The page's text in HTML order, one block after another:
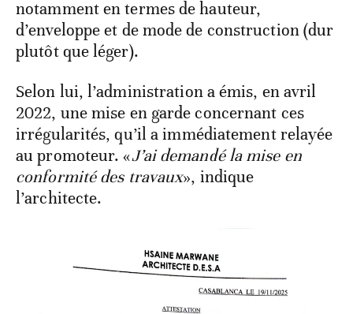
notamment en termes de hauteur,
d’enveloppe et de mode de construction (dur
plutôt que léger).
Selon lui, l’administration a émis, en avril
2022, une mise en garde concernant ces
irrégularités, qu’il a immédiatement relayée
au promoteur. «J’ai demandé la mise en
conformité des travaux», indique
l’architecte.